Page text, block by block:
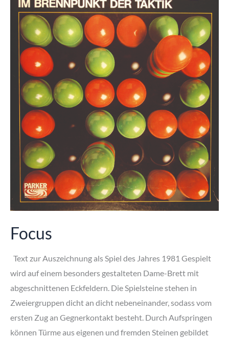
Focus
Text zur Auszeichnung als Spiel des Jahres 1981 Gespielt
wird auf einem besonders gestalteten Dame-Brett mit
abgeschnittenen Eckfeldern. Die Spielsteine stehen in
Zweiergruppen dicht an dicht nebeneinander, sodass vom
ersten Zug an Gegnerkontakt besteht. Durch Aufspringen
können Türme aus eigenen und fremden Steinen gebildet